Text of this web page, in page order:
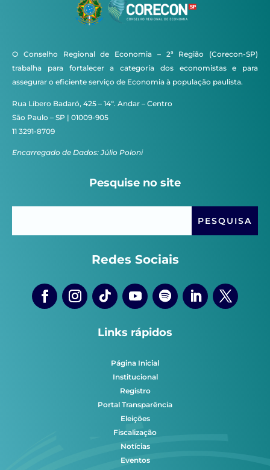
O Conselho Regional de Economia – 2ª Região (Corecon-SP)
trabalha para fortalecer a categoria dos economistas e para
assegurar o eficiente serviço de Economia à população paulista.
Rua Líbero Badaró, 425 – 14º. Andar – Centro
São Paulo – SP | 01009-905
11 3291-8709
Encarregado de Dados: Júlio Poloni
Pesquise no site
Redes Sociais
Links rápidos
Página Inicial
Institucional
Registro
Portal Transparência
Eleições
Fiscalização
Notícias
Eventos